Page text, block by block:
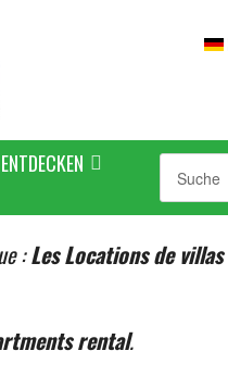
:Les Locations de
rental.